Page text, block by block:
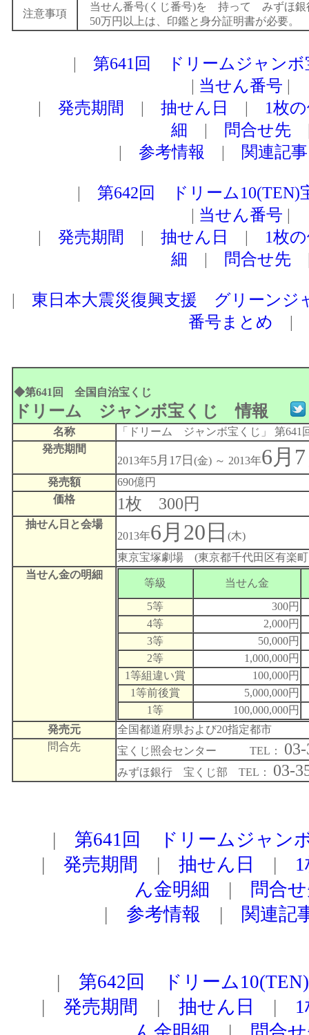
注意事項
当せん番号(くじ番号)を 持って みずほ銀
50万円以上は、印鑑と身分証明書が必要。
| 第641回 ドリームジャン
| 当せん番号 |
| 発売期間 | 抽せん日 | 1枚
細 | 問合せ先
|参考情報 | 関連記
|第642回 ドリーム
| 当せん番号 |
| 発売期間 | 抽せん日 | 1枚
細 | 問合せ先
| 東日本大震災復興支援 グリーンジ
番号まとめ |
◆第641回 全国自治宝くじ
ドリーム ジャンボ宝くじ 情報
名称
「ドリーム ジャンボ宝くじ」 第641
発売期間
2013年5月17日 (金) ～ 2013年6月
発売額
690億円
価格
1枚 300円
抽せん日と会場
2013年6月20日 (木)
東京宝塚劇場 (東京都千代田区有楽町
当せん金の明細
等級
当せん金
5等
300円
4等
2,000円
3等
50,000円
2等
1,000,000円
1等組違い賞
100,000円
1等前後賞
5,000,000円
1等
100,000,000円
発売元
全国都道府県および20指定都市
問合先
宝くじ照会センター TEL：
みずほ銀行 宝くじ部 TEL： 03-
| 第641回 ドリームジャン
|発売期間 |抽せん日 |
ん金明細 | 問合
|参考情報 | 関連記
| 第642回 ドリーム
|発売期間 |抽せん日 |